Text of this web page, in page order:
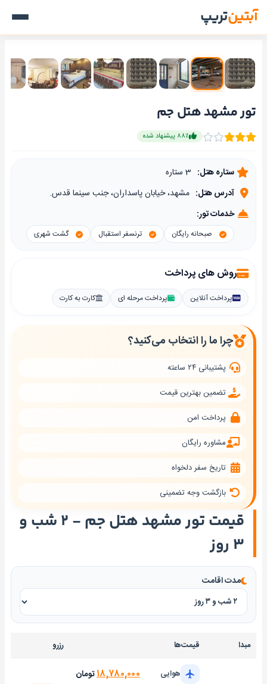
آبتینتریپ
قیمت تور مشهد هتل جم - ۲ شب و
۳ روز
مدت اقامت
مبدا قیمت‌ها رزرو
هوایی ۱۸,۷۸۰,۰۰۰تومان
تور مشهد هتل جم
۸۸٪ پیشنهاد شده
ستاره هتل:
آدرس هتل: مشهد، خیابان پاسداران، جنب سینما قدس.
خدمات تور:
صبحانه رایگان ترنسفر استقبال گشت شهری
روش های پرداخت
پرداخت آنلاین پرداخت مرحله ای کارت به کارت
چرا ما را انتخاب می‌کنید؟
پشتیبانی ۲۴ ساعته
تضمین بهترین قیمت
پرداخت امن
مشاوره رایگان
تاریخ سفر دلخواه
بازگشت وجه تضمینی